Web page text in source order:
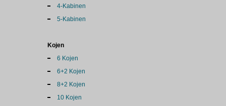
4-Kabinen
5-Kabinen
Kojen
6 Kojen
6+2 Kojen
8+2 Kojen
10 Kojen